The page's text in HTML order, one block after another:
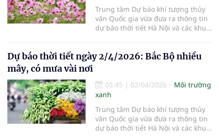
Trung tâm Dự báo khí tượng thủy
văn Quốc gia vừa đưa ra thông tin
dự báo thời tiết Hà Nội và các khu
Dự báo thời tiết ngày 2/4/2026: Bắc Bộ nhiều
mây, có mưa vài nơi
05:45 | 02/04/2026
Môi trường
xanh
Trung tâm Dự báo khí tượng thủy
văn Quốc gia vừa đưa ra thông tin
dự báo thời tiết Hà Nội và các khu